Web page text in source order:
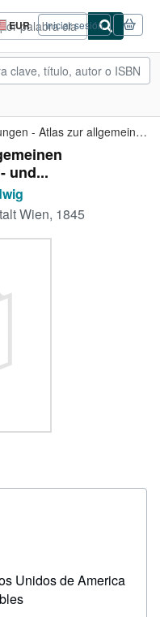
EUR
Preferencias
de
compra
del
Iniciar sesión
Abbildungen - Atlas zur allgemeinen Bauzeitung, Mappe mit Bau- ...
und...
Wien, 1845
Unidos de America